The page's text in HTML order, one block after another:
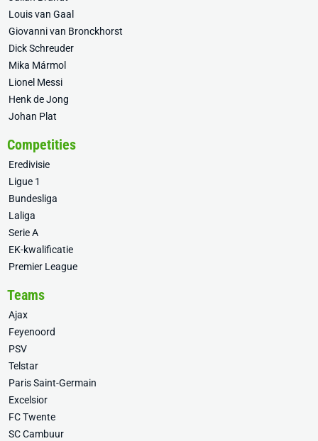
Louis van Gaal
Giovanni van Bronckhorst
Dick Schreuder
Mika Mármol
Lionel Messi
Henk de Jong
Johan Plat
Competities
Eredivisie
Ligue 1
Bundesliga
Laliga
Serie A
EK-kwalificatie
Premier League
Teams
Ajax
Feyenoord
PSV
Telstar
Paris Saint-Germain
Excelsior
FC Twente
SC Cambuur